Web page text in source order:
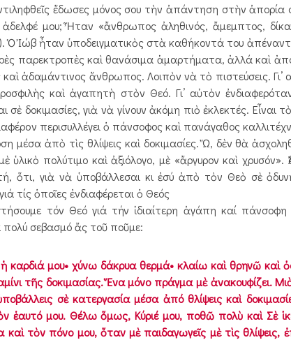
ἔδωσες μόνος σου τὴν ἀπάντηση στὴν ἀπορία
μου; Ἦταν «ἄνθρωπος ἀληθινός, ἄμεμπτος,
Ὁ Ἰώβ ἦταν ὑποδειγματικὸς στὰ καθήκοντά του
παρεκτροπὲς καὶ θανάσιμα ἁμαρτήματα, ἀλλά καὶ
ἀδαμάντινος ἄνθρωπος. Λοιπὸν νὰ τὸ πιστεύσεις.
καὶ ἀγαπητὴ στὸν Θεό. Γι’ αὐτὸν
σὲ δοκιμασίες, γιὰ νὰ γίνουν ἀκόμη πιὸ ἐκλεκτές.
περισυλλέγει ὁ πάνσοφος καὶ πανάγαθος
μέσα ἀπὸ τὶς θλίψεις καὶ δοκιμασίες. Ὤ, δὲν θὰ
ὑλικὸ πολύτιμο καὶ ἀξιόλογο, μὲ «ἄργυρον καὶ χρυσόν».
ὅτι, γιὰ νὰ ὑποβάλλεσαι κι ἐσύ ἀπὸ τὸν Θεὸ σὲ
τίς ὁποῖες ἐνδιαφέρεται ὁ Θεός
τόν Θεό γιά τήν ἰδιαίτερη ἀγάπη καί πάνσοφη
πολύ σεβασμό ἄς τοῦ ποῦμε:
ἡ καρδιά μου• χύνω δάκρυα θερμά• κλαίω καὶ θρηνῶ
τῆς δοκιμασίας. Ἕνα μόνο πράγμα μὲ ἀνακουφίζει.
σὲ κατεργασία μέσα ἀπό θλίψεις καὶ
ἑαυτό μου. Θέλω ὅμως, Κύριέ μου, ποθῶ πολὺ καὶ Σὲ
τὸν πόνο μου, ὅταν μὲ παιδαγωγεῖς μὲ τὶς θλίψεις,